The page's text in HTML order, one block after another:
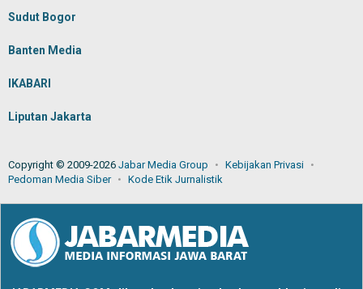
Sudut Bogor
Banten Media
IKABARI
Liputan Jakarta
Copyright © 2009-2026 Jabar Media Group
Kebijakan Privasi
Pedoman Media Siber
Kode Etik Jurnalistik